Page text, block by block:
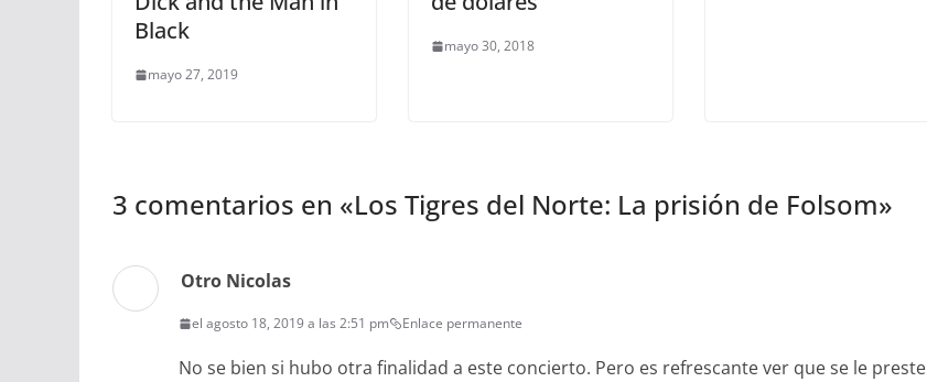
Black
mayo 27, 2019
mayo 30, 2018
3 comentarios en «Los Tigres del Norte: La prisión de Folsom»
Otro Nicolas
el agosto 18, 2019 a las 2:51 pm Enlace permanente
No se bien si hubo otra finalidad a este concierto. Pero es refrescante ver que se le preste